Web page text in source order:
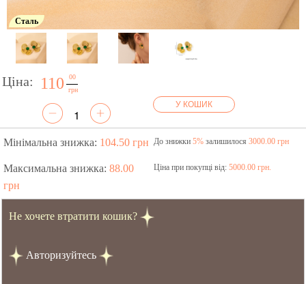
Сталь
Ціна: 110
00
грн
У КОШИК
Мінімальна знижка: 104.50 грн До знижки 5%залишилося 3000.00 грн
Максимальна знижка: 88.00
грн
Ціна при покупці від: 5000.00 грн.
Не хочете втратити кошик?
Авторизуйтесь